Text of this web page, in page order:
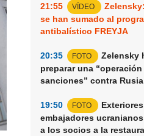
21:55 VÍDEO
se han sumado al
antibalístico FREYJA
20:35 FOTO
Zelensky
preparar una
sanciones” contra Rusia
19:50 FOTO
embajadores
a los socios a la